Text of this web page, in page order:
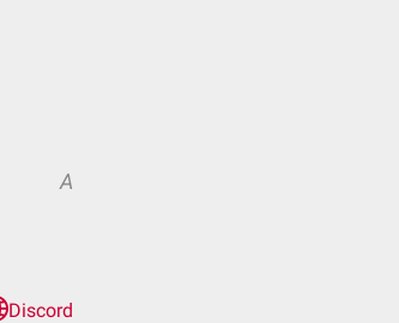
A
Discord